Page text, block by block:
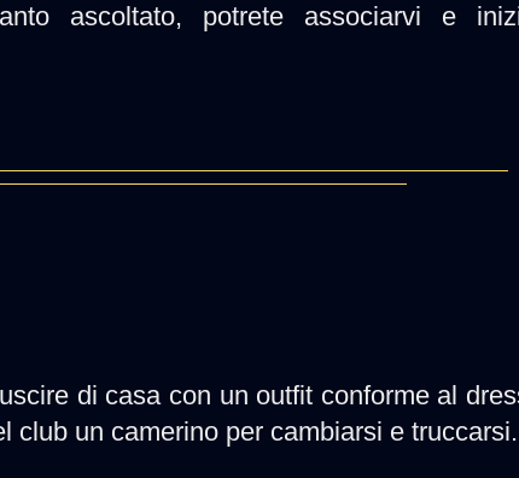
ascoltato, potrete associarvi e
di casa con un outfit conforme al
club un camerino per cambiarsi e truccarsi.